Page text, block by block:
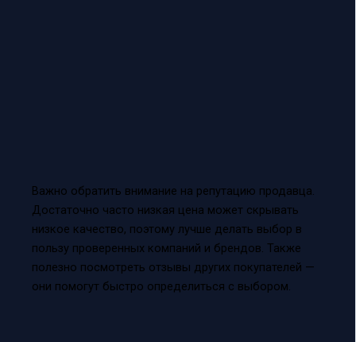
Важно обратить внимание на репутацию продавца.
Достаточно часто низкая цена может скрывать
низкое качество, поэтому лучше делать выбор в
пользу проверенных компаний и брендов. Также
полезно посмотреть отзывы других покупателей —
они помогут быстро определиться с выбором.